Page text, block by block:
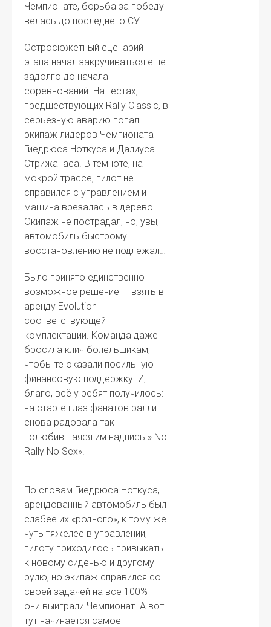
Чемпионате, борьба за победу
велась до последнего СУ.
Остросюжетный сценарий
этапа начал закручиваться еще
задолго до начала
соревнований. На тестах,
предшествующих Rally Classic, в
серьезную аварию попал
экипаж лидеров Чемпионата
Гиедрюса Ноткуса и Далиуса
Стрижанаса. В темноте, на
мокрой трассе, пилот не
справился с управлением и
машина врезалась в дерево.
Экипаж не пострадал, но, увы,
автомобиль быстрому
восстановлению не подлежал…
Было принято единственно
возможное решение — взять в
аренду Evolution
соответствующей
комплектации. Команда даже
бросила клич болельщикам,
чтобы те оказали посильную
финансовую поддержку. И,
благо, всё у ребят получилось:
на старте глаз фанатов ралли
снова радовала так
полюбившаяся им надпись » No
Rally No Sex».
По словам Гиедрюса Ноткуса,
арендованный автомобиль был
слабее их «родного», к тому же
чуть тяжелее в управлении,
пилоту приходилось привыкать
к новому сиденью и другому
рулю, но экипаж справился со
своей задачей на все 100% —
они выиграли Чемпионат. А вот
тут начинается самое